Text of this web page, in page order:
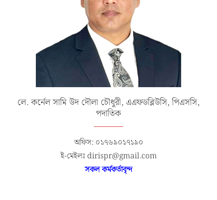
লে. কর্নেল সামি উদ দৌলা চৌধুরী, এএফডব্লিউসি, পিএসসি,
পদাতিক
অফিস: ০১৭৬৯০১৭১৯০
ই-মেইলঃ dirispr@gmail.com
সকল কর্মকর্তাবৃন্দ